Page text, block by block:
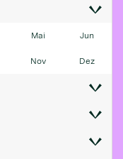
Mai Jun
Nov Dez